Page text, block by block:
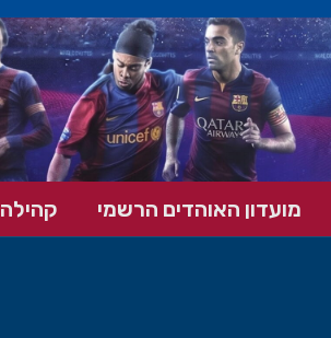
מועדון האוהדים הרשמי קהילה